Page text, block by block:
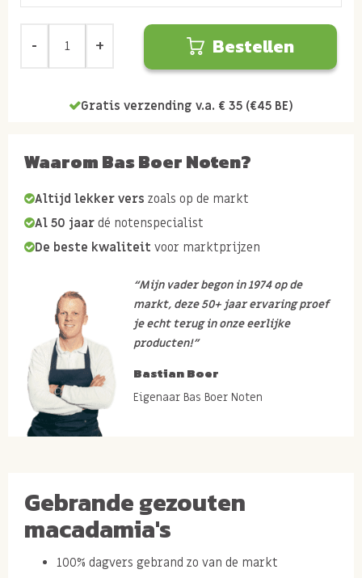
Bestellen
Gratis verzending v.a. € 35 (€45 BE)
Waarom Bas Boer Noten?
Altijd lekker vers zoals op de markt
Al 50 jaar dé notenspecialist
De beste kwaliteit voor marktprijzen
“Mijn vader begon in 1974 op de
markt, deze 50+ jaar ervaring proef
je echt terug in onze eerlijke
producten!”
Bastian Boer
Eigenaar Bas Boer Noten
Gebrande gezouten
macadamia's
100% dagvers gebrand zo van de markt